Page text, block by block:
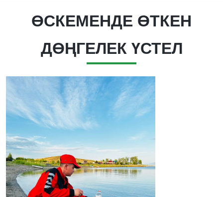
ӨСКЕМЕНДЕ ӨТКЕН
ДӨҢГЕЛЕК ҮСТЕЛ